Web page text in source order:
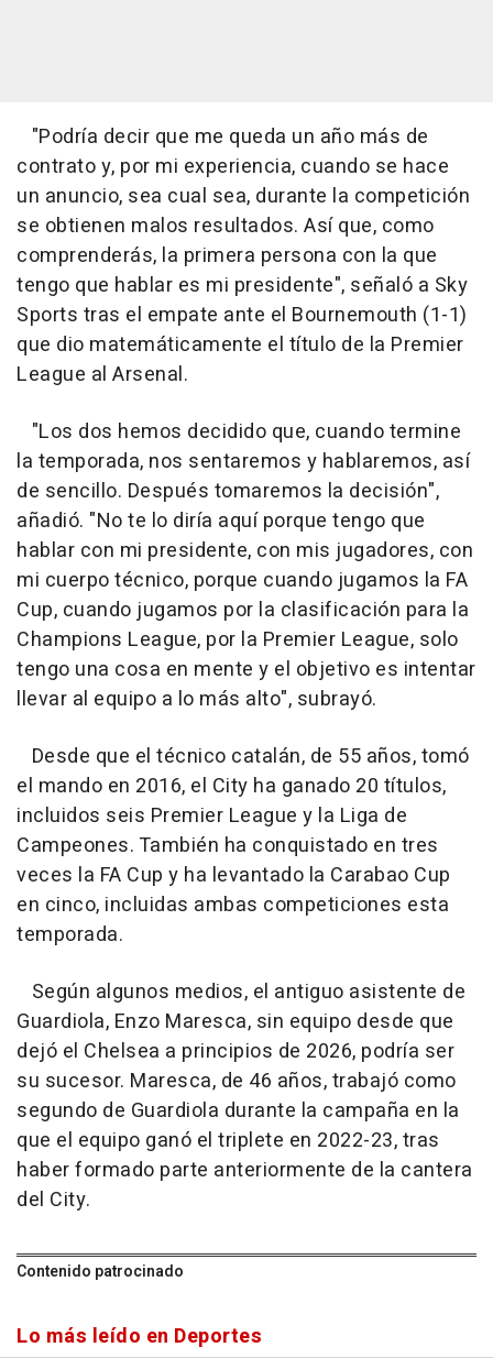
"Podría decir que me queda un año más de
contrato y, por mi experiencia, cuando se hace
un anuncio, sea cual sea, durante la competición
se obtienen malos resultados. Así que, como
comprenderás, la primera persona con la que
tengo que hablar es mi presidente", señaló a Sky
Sports tras el empate ante el Bournemouth (1-1)
que dio matemáticamente el título de la Premier
League al Arsenal.
"Los dos hemos decidido que, cuando termine
la temporada, nos sentaremos y hablaremos, así
de sencillo. Después tomaremos la decisión",
añadió. "No te lo diría aquí porque tengo que
hablar con mi presidente, con mis jugadores, con
mi cuerpo técnico, porque cuando jugamos la FA
Cup, cuando jugamos por la clasificación para la
Champions League, por la Premier League, solo
tengo una cosa en mente y el objetivo es intentar
llevar al equipo a lo más alto", subrayó.
Desde que el técnico catalán, de 55 años, tomó
el mando en 2016, el City ha ganado 20 títulos,
incluidos seis Premier League y la Liga de
Campeones. También ha conquistado en tres
veces la FA Cup y ha levantado la Carabao Cup
en cinco, incluidas ambas competiciones esta
temporada.
Según algunos medios, el antiguo asistente de
Guardiola, Enzo Maresca, sin equipo desde que
dejó el Chelsea a principios de 2026, podría ser
su sucesor. Maresca, de 46 años, trabajó como
segundo de Guardiola durante la campaña en la
que el equipo ganó el triplete en 2022-23, tras
haber formado parte anteriormente de la cantera
del City.
Contenido patrocinado
Lo más leído en Deportes